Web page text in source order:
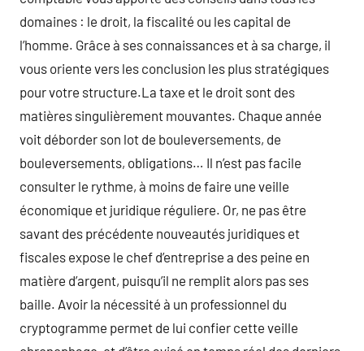
domaines : le droit, la fiscalité ou les capital de
l’homme. Grâce à ses connaissances et à sa charge, il
vous oriente vers les conclusion les plus stratégiques
pour votre structure.La taxe et le droit sont des
matières singulièrement mouvantes. Chaque année
voit déborder son lot de bouleversements, de
bouleversements, obligations… Il n’est pas facile
consulter le rythme, à moins de faire une veille
économique et juridique réguliere. Or, ne pas être
savant des précédente nouveautés juridiques et
fiscales expose le chef d’entreprise a des peine en
matière d’argent, puisqu’il ne remplit alors pas ses
baille. Avoir la nécessité à un professionnel du
cryptogramme permet de lui confier cette veille